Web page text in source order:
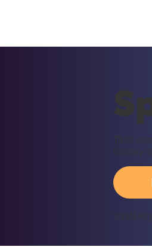
Tällä
Vaatii